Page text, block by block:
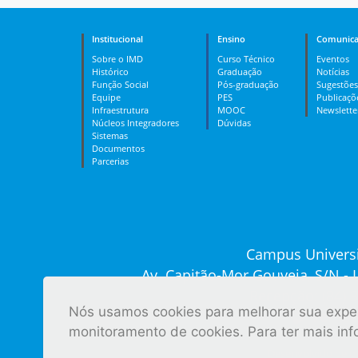
Nós usamos cookies para melhorar sua
monitoramento de cookies. Para ter mais
Institucional
Sobre o IMD
Histórico
Função Social
Equipe
Infraestrutura
Núcleos Integradores
Sistemas
Documentos
Parcerias
Ensino
Curso Técnico
Graduação
Pós-graduação
PES
MOOC
Dúvidas
Eventos
Notícias
Campus
Av. Capitão-Mor Gouveia, S/N -
Ver